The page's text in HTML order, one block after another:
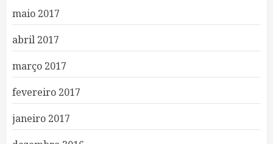
maio 2017
abril 2017
março 2017
fevereiro 2017
janeiro 2017